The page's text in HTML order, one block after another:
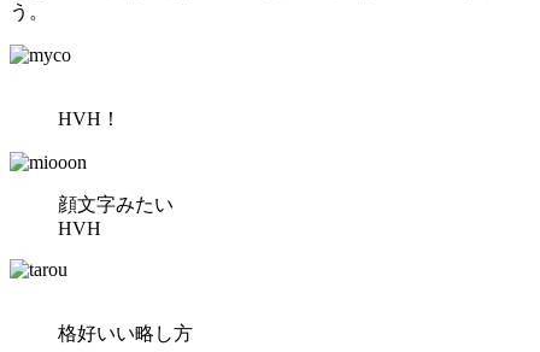
う。
HVH！
顔文字みたい
HVH
格好いい略し方